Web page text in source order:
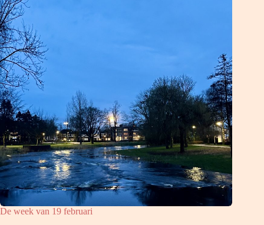
De week van 19 februari